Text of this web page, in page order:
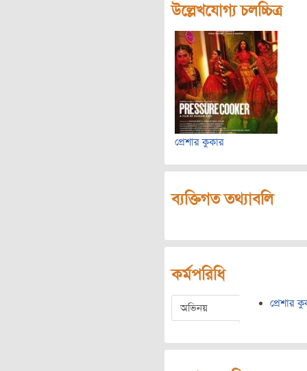
উল্লেখযোগ্য চলচ্চিত্র
প্রেশার কুকার
ব্যক্তিগত তথ্যাবলি
কর্মপরিধি
অভিনয় প্রেশার